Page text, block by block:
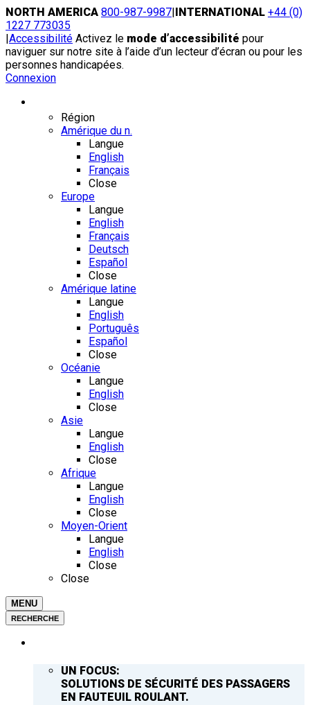
Skip
to
content
NORTH AMERICA 800-987-9987|INTERNATIONAL +44 (0)
1227 773035
|Accessibilité Activez le mode d’accessibilité pour
naviguer sur notre site à l’aide d’un lecteur d’écran ou pour les
personnes handicapées.
Connexion
Région
Amérique du n.
Langue
English
Français
Close
Europe
Langue
English
Français
Deutsch
Español
Close
Amérique latine
Langue
English
Português
Español
Close
Océanie
Langue
English
Close
Asie
Langue
English
Close
Afrique
Langue
English
Close
Moyen-Orient
Langue
English
Close
Close
MENU
RECHERCHE
UN FOCUS:
SOLUTIONS DE SÉCURITÉ DES PASSAGERS
EN FAUTEUIL ROULANT.